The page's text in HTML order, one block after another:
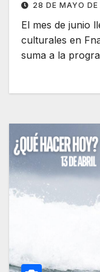
28 DE MAYO
El mes de junio
culturales en
suma a la